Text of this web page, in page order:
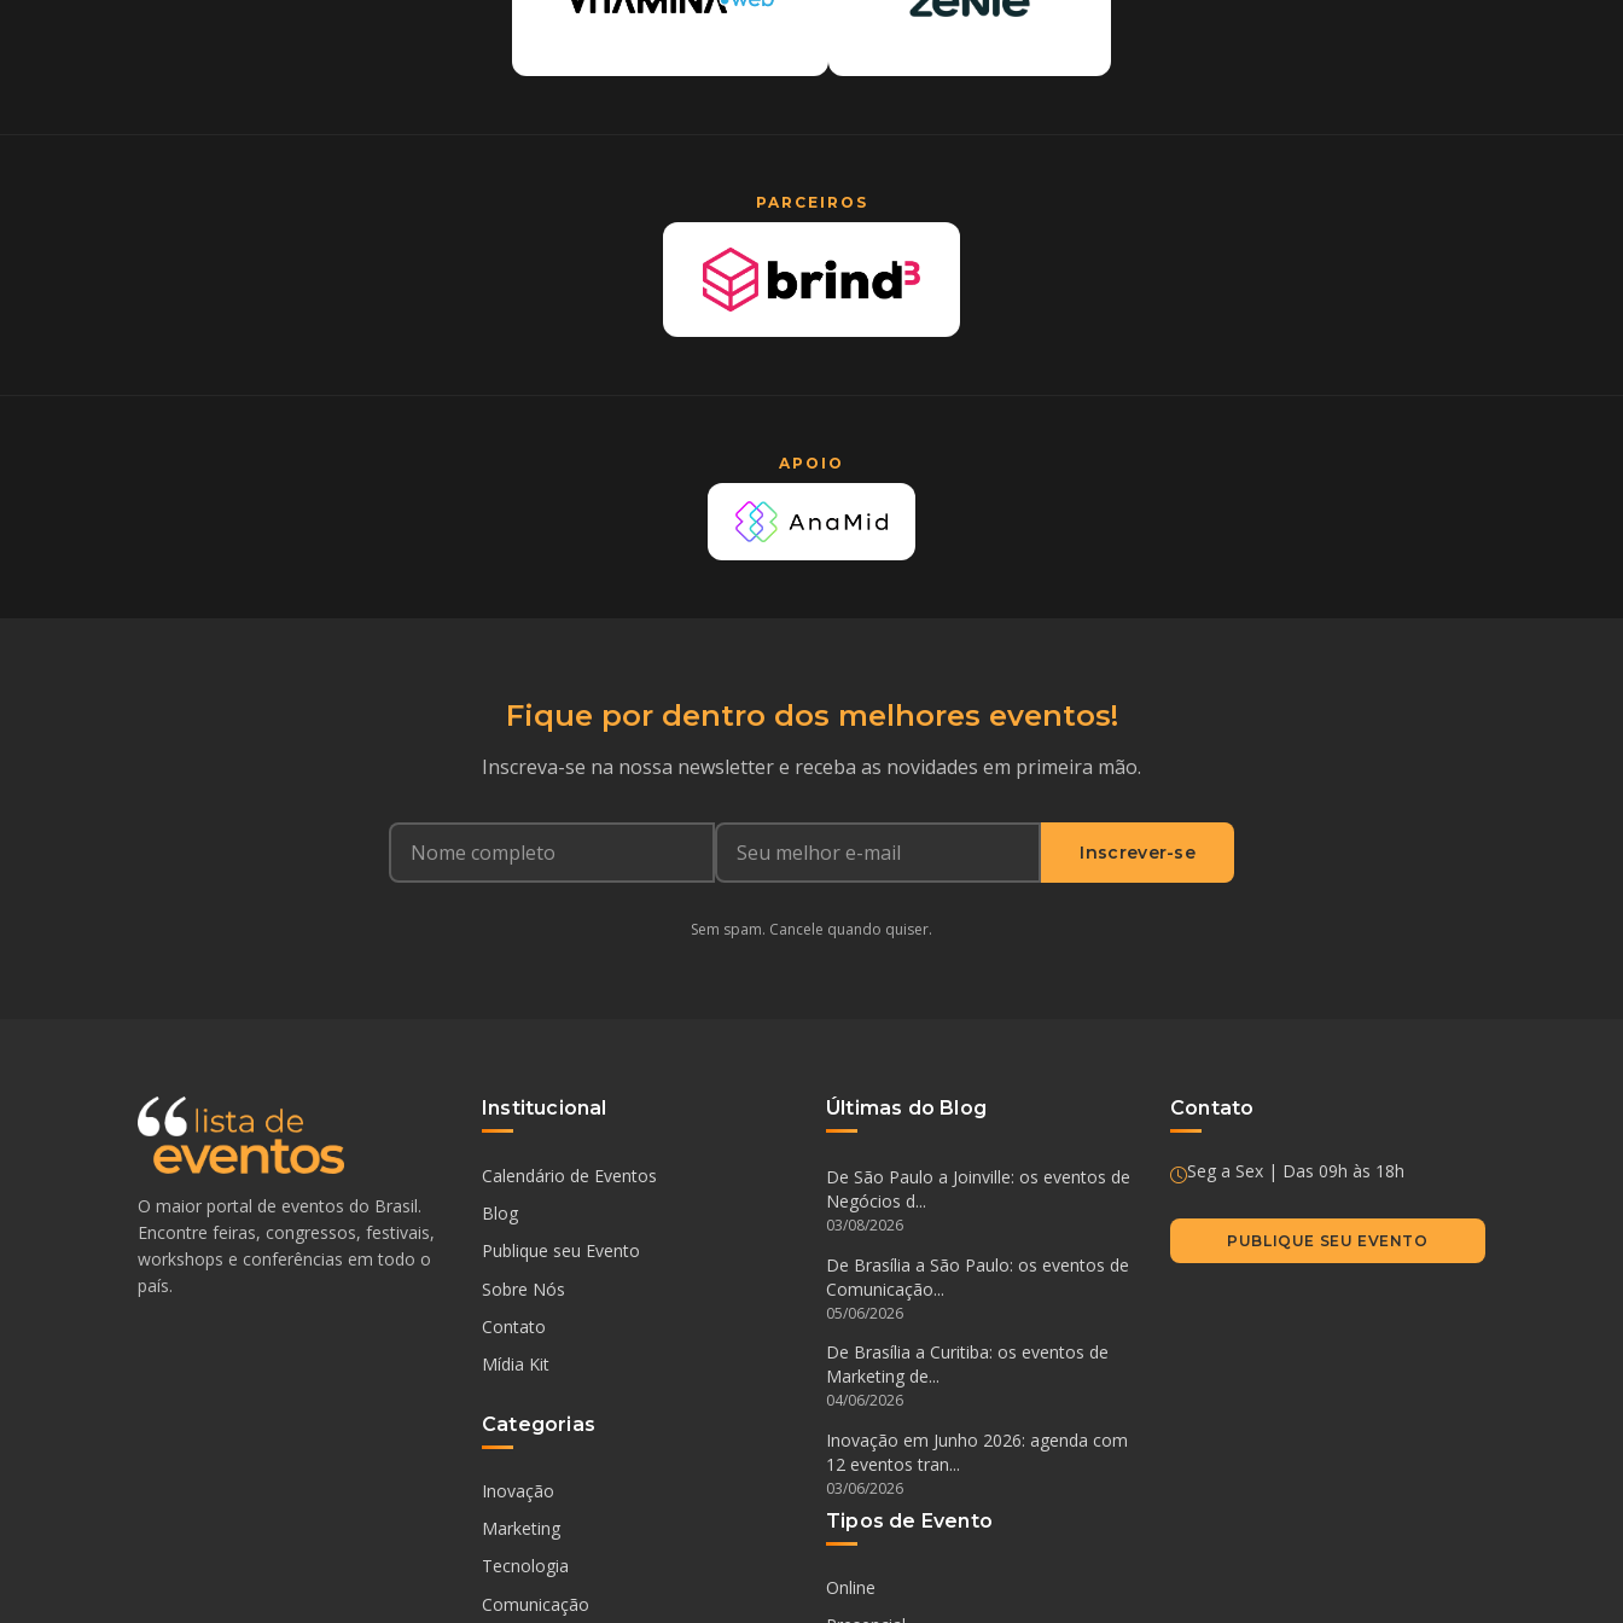
PARCEIROS
APOIO
Fique por dentro dos melhores eventos!
Inscreva-se na nossa newsletter e receba as novidades em primeira mão.
Inscrever-se
Sem spam. Cancele quando quiser.
O maior portal de eventos do Brasil.
Encontre feiras, congressos, festivais,
workshops e conferências em todo o
país.
Institucional
Calendário de Eventos
Blog
Publique seu Evento
Sobre Nós
Contato
Mídia Kit
Categorias
Inovação
Marketing
Tecnologia
Comunicação
Últimas do Blog
De São Paulo a Joinville: os eventos de
Negócios d...
03/08/2026
De Brasília a São Paulo: os eventos de
Comunicação...
05/06/2026
De Brasília a Curitiba: os eventos de
Marketing de...
04/06/2026
Inovação em Junho 2026: agenda com
12 eventos tran...
03/06/2026
Tipos de Evento
Online
Contato
Seg a Sex | Das 09h às 18h
PUBLIQUE SEU EVENTO